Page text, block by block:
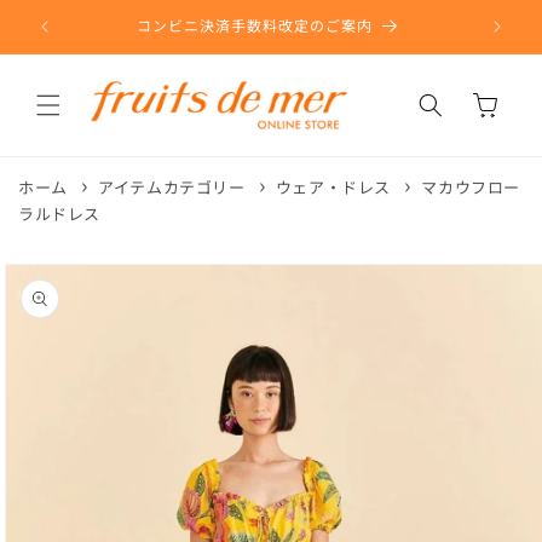
ンツに
進む
コンビニ決済手数料改定のご案内
ー
ホーム アイテムカテゴリー ウェア・ドレス
マカウフロー
ラルドレス
商品情
報にス
キップ